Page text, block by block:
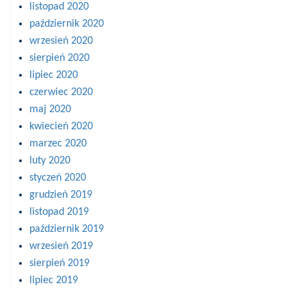
listopad 2020
październik 2020
wrzesień 2020
sierpień 2020
lipiec 2020
czerwiec 2020
maj 2020
kwiecień 2020
marzec 2020
luty 2020
styczeń 2020
grudzień 2019
listopad 2019
październik 2019
wrzesień 2019
sierpień 2019
lipiec 2019